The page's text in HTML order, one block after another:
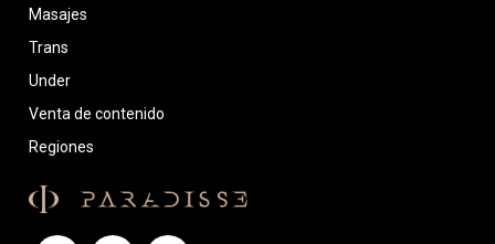
Masajes
Trans
Under
Venta de contenido
Regiones